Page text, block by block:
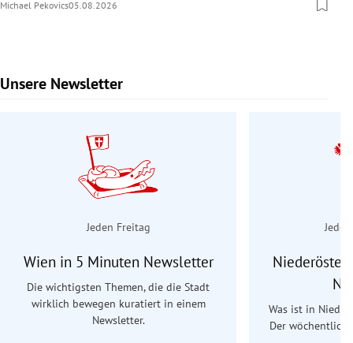
Michael Pekovics05.08.2026
Unsere Newsletter
Slide 1 von 9
Jeden Freitag
Wien in 5 Minuten Newsletter
Die wichtigsten Themen, die die Stadt
wirklich bewegen kuratiert in einem
Newsletter.
Was ist in
Der